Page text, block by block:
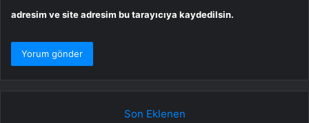
adresim ve site adresim bu tarayıcıya kaydedilsin.
Son Eklenen